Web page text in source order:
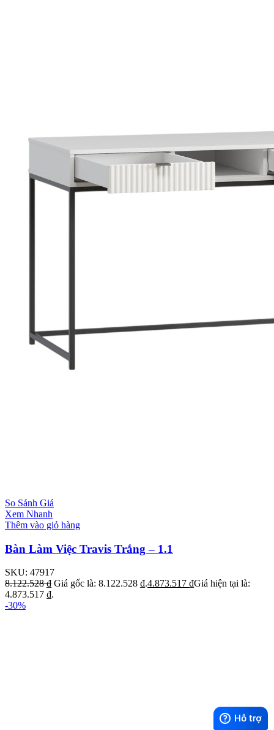
So Sánh Giá
Xem Nhanh
Thêm vào giỏ hàng
Bàn Làm Việc Travis Trắng – 1.1
SKU: 47917
8.122.528₫ Giá gốc là: 8.122.528 ₫.4.873.517 ₫Giá hiện tại là:
4.873.517 ₫.
-30%